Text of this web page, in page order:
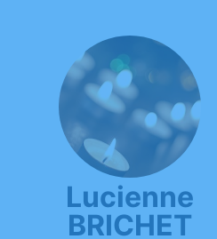
Lucienne
BRICHET